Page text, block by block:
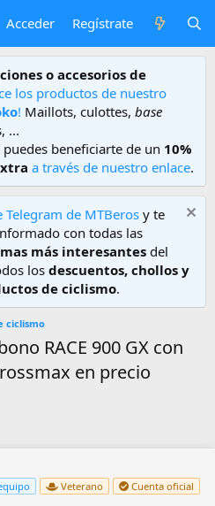
Acceder Regístrate
o accesorios de
los productos de nuestro
! Maillots, culottes, base
...
beneficiarte de un 10%
a través de nuestro enlace.
Telegram de MTBeros y te
con todas las
más interesantes del
los descuentos, chollos y
de ciclismo.
ciclismo
RACE 900 GX con
en precio
Veterano Cuenta oficial